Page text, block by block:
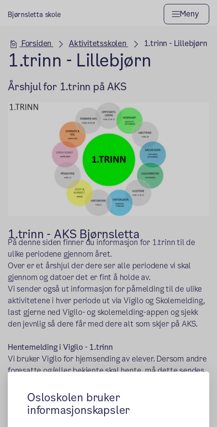
Osloskolen bruker
informasjonskapsler
Bjørnsletta skole Meny
Hovedseksjon
Forsiden Aktivitetsskolen 1.trinn - Lillebjørn
1.trinn - Lillebjørn
Årshjul for 1.trinn på AKS
1.trinn - AKS Bjørnsletta
På denne siden finner du informasjon for 1.trinn til de
ulike periodene gjennom året.
Over er et årshjul der dere ser alle periodene vi skal
gjennom og datoer det er fint å holde av.
Vi sender også ut informasjon for påmelding til de ulike
aktivitetene i hver periode ut via Vigilo og Skolemelding,
last gjerne ned Vigilo- og skolemelding-appen og sjekk
den jevnlig så dere får med dere alt som skjer på AKS.
Hentemelding i Vigilo - 1.trinn
Vi bruker Vigilo for hjemsending av elever. Dersom andre
foresatte og/eller bekjente skal hente, må dette sendes
Publisert:10.06.2022 Endret:05.08.2026